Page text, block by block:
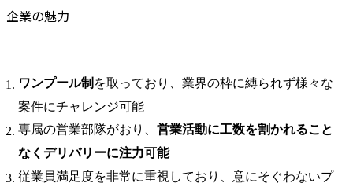
企業の魅力
ワンプール制 を取っており、業界の枠に縛られず様々な
案件にチャレンジ可能
専属の営業部隊がおり、 営業活動に工数を割かれること
なくデリバリーに注力可能
従業員満足度を非常に重視しており、意にそぐわないプ